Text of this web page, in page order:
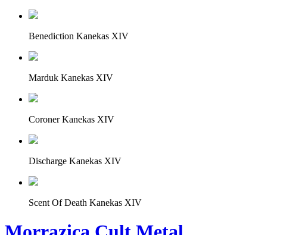
Benediction Kanekas XIV
Marduk Kanekas XIV
Coroner Kanekas XIV
Discharge Kanekas XIV
Scent Of Death Kanekas XIV